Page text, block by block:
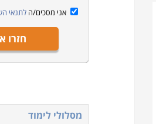
אני מסכים/הלתנאי
חזרו
מסלולי לימוד